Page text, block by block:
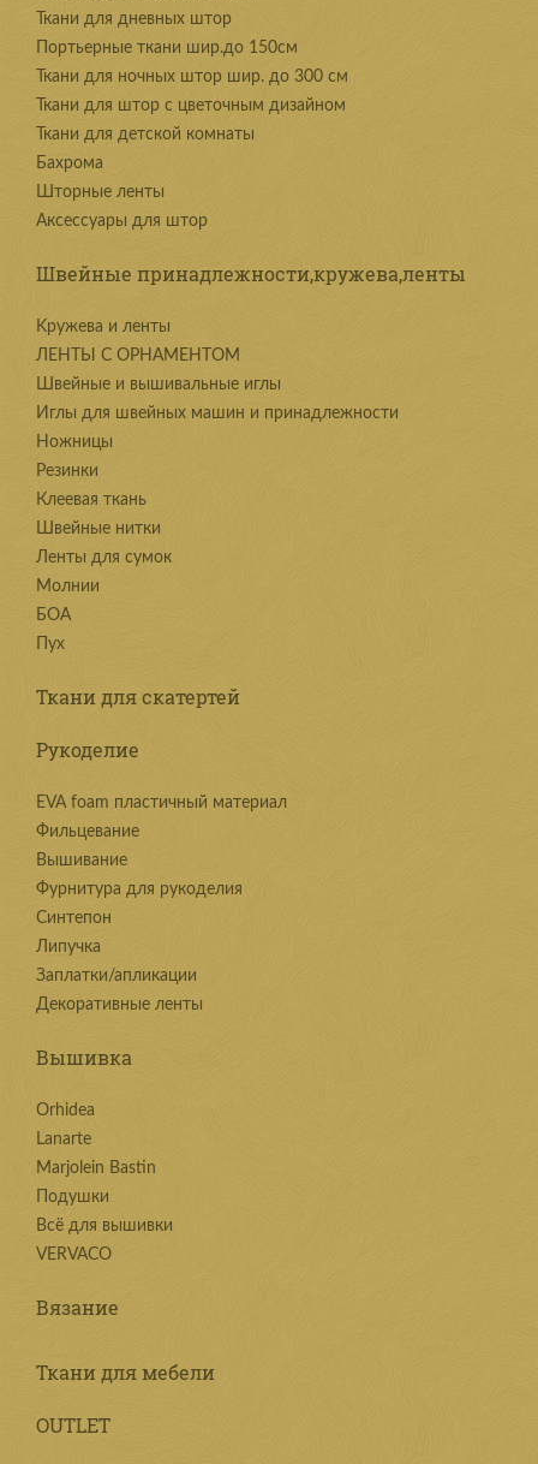
Ткани для дневных штор
Портьерные ткани шир.до 150см
Ткани для ночных штор шир. до 300 см
Ткани для штор с цветочным дизайном
Ткани для детской комнаты
Бахрома
Шторные ленты
Аксессуары для штор
Швейные принадлежности,кружева,ленты
Kружева и ленты
ЛЕНТЫ С ОРНАМЕНТОМ
Швейные и вышивальные иглы
Иглы для швейных машин и принадлежности
Ножницы
Резинки
Клеевая ткань
Швейные нитки
Ленты для сумок
Молнии
БОА
Пух
Ткани для скатертей
Рукоделие
EVA foam пластичный материал
Фильцевание
Вышивание
Фурнитура для рукоделия
Синтепон
Липучка
Заплатки/апликации
Декоративные ленты
Вышивка
Orhidea
Lanarte
Marjolein Bastin
Подушки
Всё для вышивки
VERVACO
Вязание
Ткани для мебели
OUTLET